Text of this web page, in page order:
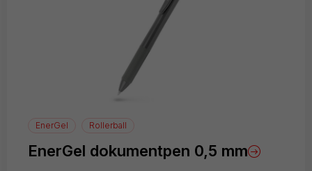
EnerGel Rollerball
EnerGel dokumentpen 0,5 mm